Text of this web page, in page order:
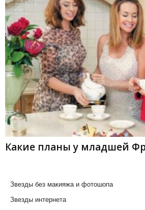
Какие планы у младшей
Звезды без макияжа и фотошопа
Звезды интернета